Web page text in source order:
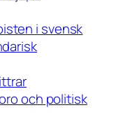
i svensk
och politisk